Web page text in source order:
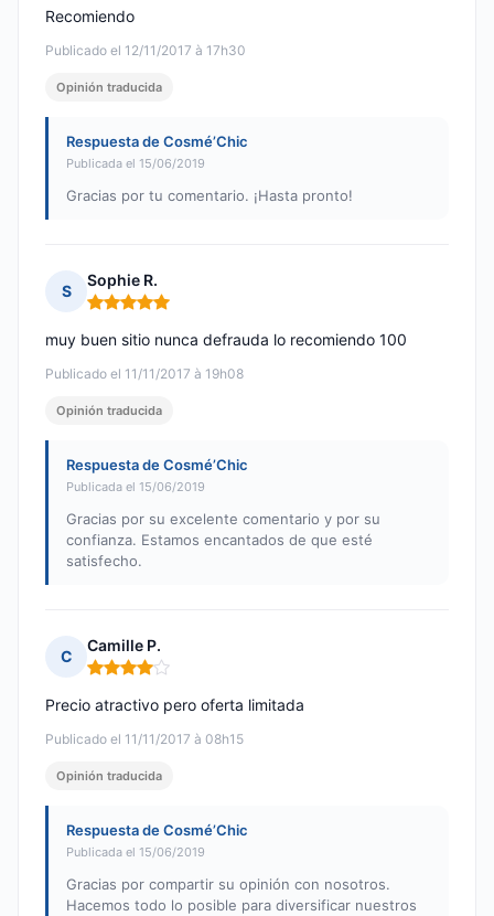
Publicado el 12/11/2017 à 17h30
Recomiendo
Opinión traducida
Respuesta de Cosmé’Chic
Publicada el 15/06/2019
Gracias por tu comentario. ¡Hasta pronto!
S
Sophie R.
Nota: 5 de 5
Publicado el 11/11/2017 à 19h08
muy buen sitio nunca defrauda lo recomiendo 100
Opinión traducida
Respuesta de Cosmé’Chic
Publicada el 15/06/2019
Gracias por su excelente comentario y por su
confianza. Estamos encantados de que esté
satisfecho.
C
Camille P.
Nota: 4 de 5
Publicado el 11/11/2017 à 08h15
Precio atractivo pero oferta limitada
Opinión traducida
Respuesta de Cosmé’Chic
Publicada el 15/06/2019
Gracias por compartir su opinión con nosotros.
Hacemos todo lo posible para diversificar nuestros